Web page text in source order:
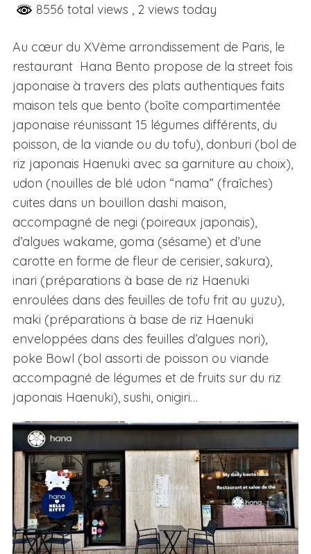
8556 total views , 2 views today
Au cœur du XVème arrondissement de Paris, le
restaurant Hana Bento propose de la street fois
japonaise à travers des plats authentiques faits
maison tels que bento (boîte compartimentée
japonaise réunissant 15 légumes différents, du
poisson, de la viande ou du tofu), donburi (bol de
riz japonais Haenuki avec sa garniture au choix),
udon (nouilles de blé udon “nama” (fraîches)
cuites dans un bouillon dashi maison,
accompagné de negi (poireaux japonais),
d’algues wakame, goma (sésame) et d’une
carotte en forme de fleur de cerisier, sakura),
inari (préparations à base de riz Haenuki
enroulées dans des feuilles de tofu frit au yuzu),
maki (préparations à base de riz Haenuki
enveloppées dans des feuilles d’algues nori),
poke Bowl (bol assorti de poisson ou viande
accompagné de légumes et de fruits sur du riz
japonais Haenuki), sushi, onigiri…